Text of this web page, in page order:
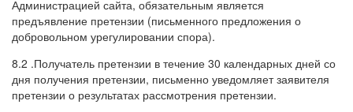
Администрацией сайта, обязательным является
предъявление претензии (письменного предложения о
добровольном урегулировании спора).
8.2 .Получатель претензии в течение 30 календарных дней со
дня получения претензии, письменно уведомляет заявителя
претензии о результатах рассмотрения претензии.